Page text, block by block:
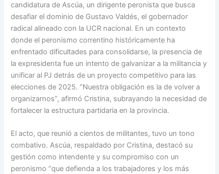
candidatura de Ascúa, un dirigente peronista que busca
desafiar el dominio de Gustavo Valdés, el gobernador
radical alineado con la UCR nacional. En un contexto
donde el peronismo correntino históricamente ha
enfrentado dificultades para consolidarse, la presencia de
la expresidenta fue un intento de galvanizar a la militancia y
unificar al PJ detrás de un proyecto competitivo para las
elecciones de 2025. “Nuestra obligación es la de volver a
organizarnos”, afirmó Cristina, subrayando la necesidad de
fortalecer la estructura partidaria en la provincia.
El acto, que reunió a cientos de militantes, tuvo un tono
combativo. Ascúa, respaldado por Cristina, destacó su
gestión como intendente y su compromiso con un
peronismo “que defienda a los trabajadores y los más